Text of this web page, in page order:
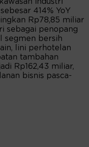
414% YoY
Rp78,85 miliar
sebagai penopang
segmen bersih
lini perhotelan
tambahan
Rp162,43 miliar,
bisnis pasca-